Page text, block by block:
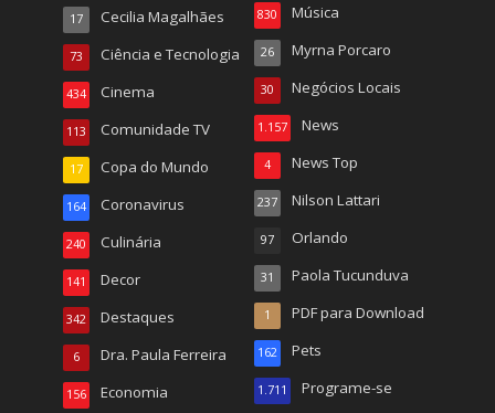
Cecilia Magalhães
17
Ciência e Tecnologia
73
Cinema
434
Comunidade TV
113
Copa do Mundo
17
Coronavirus
164
Culinária
240
Decor
141
Destaques
342
Dra. Paula Ferreira
6
Economia
156
Música
830
Myrna Porcaro
26
Negócios Locais
30
News
1.157
News Top
4
Nilson Lattari
237
Orlando
97
Paola Tucunduva
31
PDF para Download
1
Pets
162
Programe-se
1.711